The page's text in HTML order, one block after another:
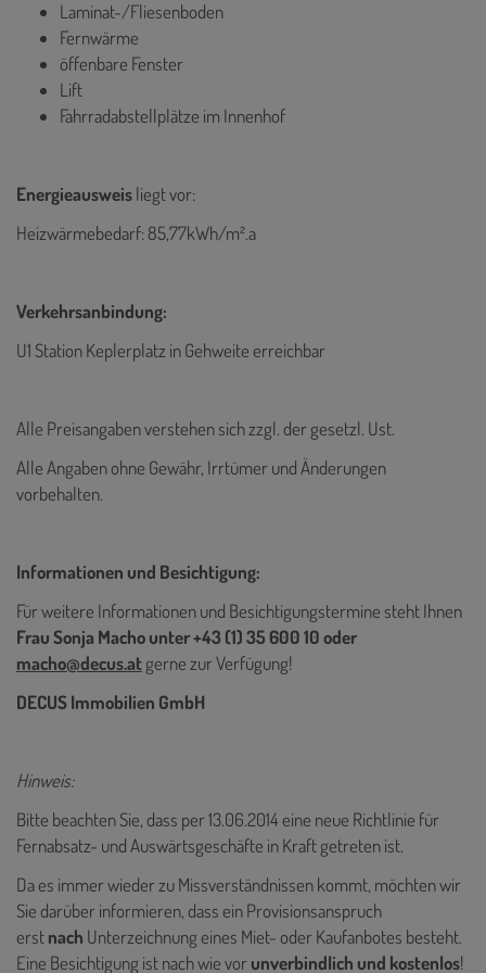
Laminat-/Fliesenboden
Fernwärme
öffenbare Fenster
Lift
Fahrradabstellplätze im Innenhof
Energieausweisliegt vor:
Heizwärmebedarf: 85,77kWh/m².a
Verkehrsanbindung:
U1 Station Keplerplatz in Gehweite erreichbar
Alle Preisangaben verstehen sich zzgl. der gesetzl. Ust.
Alle Angaben ohne Gewähr, Irrtümer und Änderungen
vorbehalten.
Informationen und Besichtigung:
Für weitere Informationen und Besichtigungstermine steht Ihnen
Frau Sonja Macho unter +43 (1) 35 600 10 oder
macho@decus.atgerne zur Verfügung!
DECUS Immobilien GmbH
Hinweis:
Bitte beachten Sie, dass per 13.06.2014 eine neue Richtlinie für
Fernabsatz- und Auswärtsgeschäfte in Kraft getreten ist.
Da es immer wieder zu Missverständnissen kommt, möchten wir
Sie darüber informieren, dass ein Provisionsanspruch
erstnach Unterzeichnung eines Miet- oder Kaufanbotes besteht.
Eine Besichtigung ist nach wie vorunverbindlich und kostenlos!